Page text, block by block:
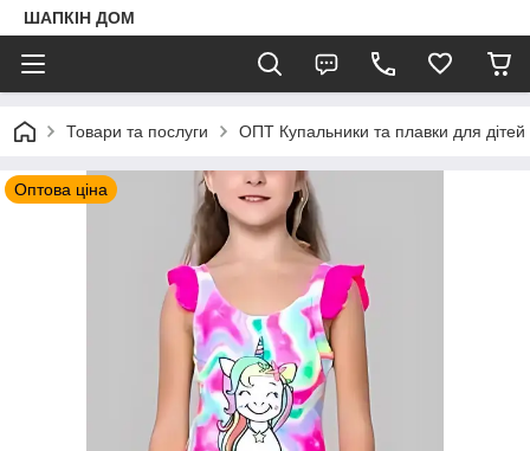
ШАПКIН ДОМ
Товари та послуги ОПТ Купальники та плавки для дітей і
Оптова ціна